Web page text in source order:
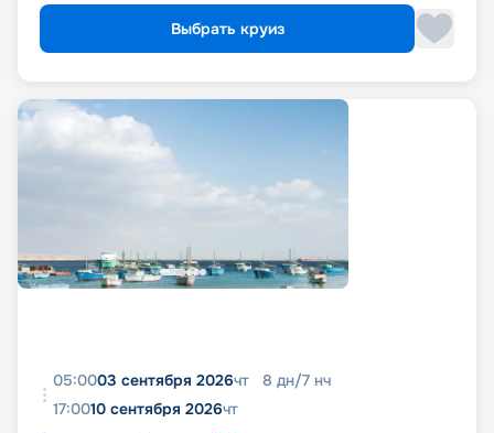
Выбрать круиз
05:0003 сентября 2026чт 8 дн/7 нч
17:0010 сентября 2026чт